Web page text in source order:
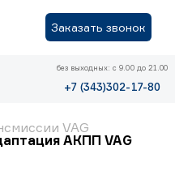
Заказать звонок
без выходных: с 9.00 до 21.00
+7 (343)302-17-80
VAG
АКПП VAG